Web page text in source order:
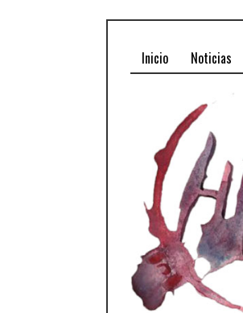
Inicio Noticias